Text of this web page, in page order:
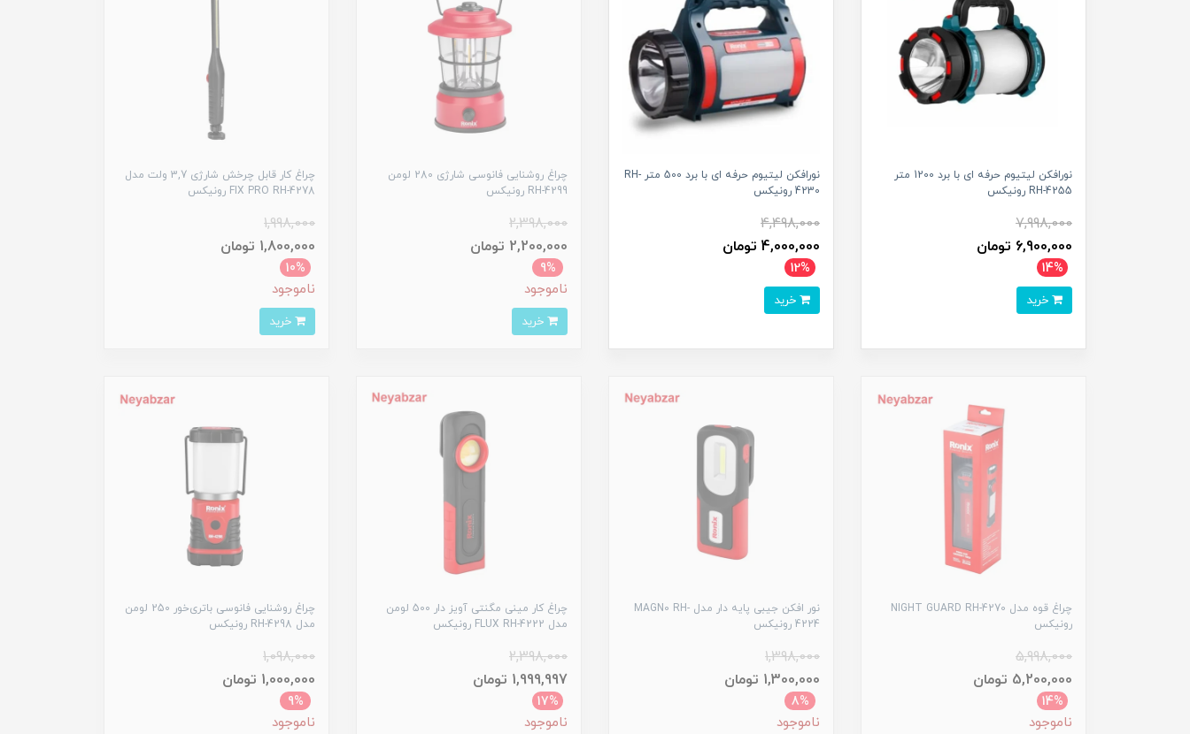
نورافکن لیتیوم حرفه ای با برد 1200 متر
RH-4255 رونیکس
7,998,000
6,900,000 تومان
14%
نورافکن لیتیوم حرفه ای با برد 500 متر RH-
4230 رونیکس
4,498,000
4,000,000 تومان
12%
چراغ روشنایی فانوسی شارژی 280 لومن
RH-4299 رونیکس
2,398,000
2,200,000 تومان
9%
ناموجود
چراغ کار قابل چرخش شارژی 3,7 ولت مدل
FIX PRO RH-4278 رونیکس
1,998,000
1,800,000 تومان
10%
ناموجود
چراغ قوه مدل NIGHT GUARD RH-4270
رونیکس
5,998,000
5,200,000 تومان
14%
ناموجود
نور افکن جیبی پایه دار مدل MAGN0 RH-
4224 رونیکس
1,398,000
1,300,000 تومان
8%
ناموجود
چراغ کار مینی مگنتی آویز دار 500 لومن
مدل FLUX RH-4222 رونیکس
2,398,000
1,999,997 تومان
17%
ناموجود
چراغ روشنایی فانوسی باتری‌خور 250 لومن
مدل RH-4298 رونیکس
1,098,000
1,000,000 تومان
9%
ناموجود